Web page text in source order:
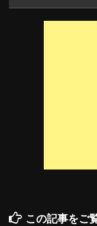
この記事をご